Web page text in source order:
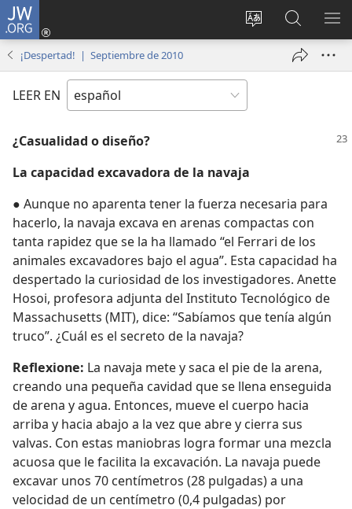
JW.ORG
Cambiar
del sitio
Iniciar
sesión
nueva
en
jw.org
¡Despertad! | Septiembre de 2010
LEER EN
¿Casualidad o diseño?
La capacidad excavadora de la navaja
● Aunque no aparenta tener la fuerza necesaria para
hacerlo, la navaja excava en arenas compactas con
tanta rapidez que se la ha llamado “el Ferrari de los
animales excavadores bajo el agua”. Esta capacidad ha
despertado la curiosidad de los investigadores. Anette
Hosoi, profesora adjunta del Instituto Tecnológico de
Massachusetts (MIT), dice: “Sabíamos que tenía algún
truco”. ¿Cuál es el secreto de la navaja?
Reflexione: La navaja mete y saca el pie de la arena,
creando una pequeña cavidad que se llena enseguida
de arena y agua. Entonces, mueve el cuerpo hacia
arriba y hacia abajo a la vez que abre y cierra sus
valvas. Con estas maniobras logra formar una mezcla
acuosa que le facilita la excavación. La navaja puede
excavar unos 70 centímetros (28 pulgadas) a una
velocidad de un centímetro (0,4 pulgadas) por